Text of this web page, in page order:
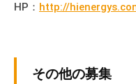
HP： http://
その他の募集